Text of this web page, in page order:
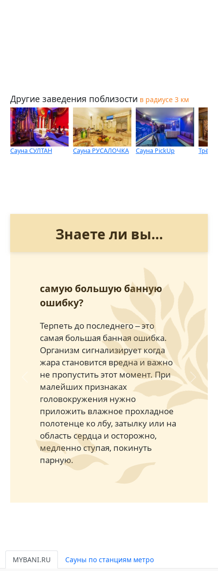
Другие заведения поблизости в радиусе 3 км
Сауна СУЛТАН Сауна РУСАЛОЧКА Сауна PickUp
Знаете ли вы...
самую большую банную
ошибку?
Терпеть до последнего ‒ это
самая большая банная ошибка.
Организм сигнализирует когда
жара становится вредна и важно
не пропустить этот момент. При
малейших признаках
головокружения нужно
приложить влажное прохладное
полотенце ко лбу, затылку или на
область сердца и осторожно,
медленно ступая, покинуть
парную.
Next
MYBANI.RU Сауны по станциям метро